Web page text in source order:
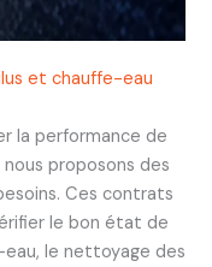
et chauffe-eau
la performance de
nous proposons des
Ces contrats
le bon état de
le nettoyage des